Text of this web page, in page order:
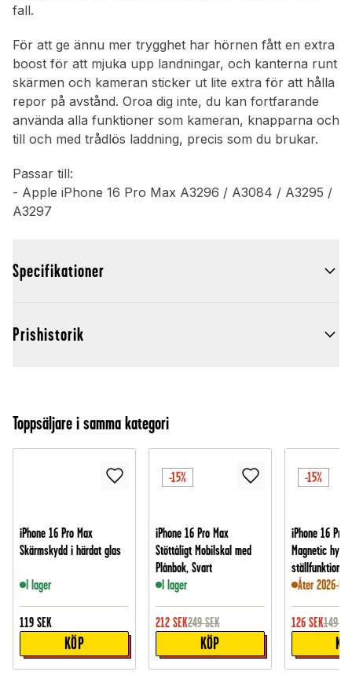
fall.
För att ge ännu mer trygghet har hörnen fått en extra
boost för att mjuka upp landningar, och kanterna runt
skärmen och kameran sticker ut lite extra för att hålla
repor på avstånd. Oroa dig inte, du kan fortfarande
använda alla funktioner som kameran, knapparna och
till och med trådlös laddning, precis som du brukar.
Passar till:
- Apple iPhone 16 Pro Max A3296 / A3084 / A3295 /
A3297
Specifikationer
Prishistorik
Toppsäljare i samma kategori
iPhone 16 Pro Max
Skärmskydd i härdat glas
I lager
119 SEK
KÖP
-15%
iPhone 16 Pro Max
Stöttåligt Mobilskal med
Plånbok, Svart
I lager
212 SEK249 SEK
KÖP
-15%
iPhone 16 Pro
Magnetic
ställfunktion,
Åter 2026-
126 SEK149